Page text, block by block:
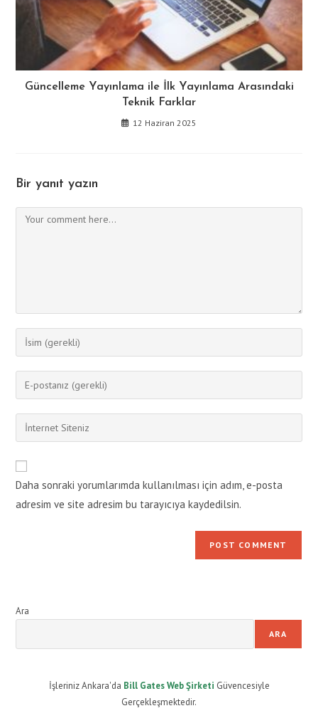
Güncelleme Yayınlama ile İlk Yayınlama Arasındaki
Teknik Farklar
12 Haziran 2025
Bir yanıt yazın
Comment
Enter
your
name
comment
Enter
your
email
address
Enter
your
URL
(optional)
Daha sonraki yorumlarımda kullanılması için adım, e-posta
adresim ve site adresim bu tarayıcıya kaydedilsin.
Ara
ARA
İşleriniz Ankara'da Bill Gates Web Şirketi Güvencesiyle
Gerçekleşmektedir.